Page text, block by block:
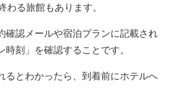
る旅館もあります。
確認メールや宿泊プランに記載され
刻」を確認することです。
るとわかったら、到着前にホテルへ